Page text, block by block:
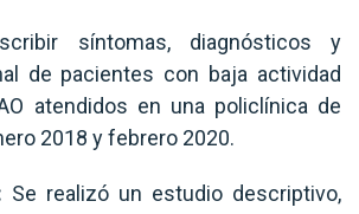
síntomas, diagnósticos y
de pacientes con baja actividad
atendidos en una policlínica de
2018 y febrero 2020.
Se realizó un estudio descriptivo,